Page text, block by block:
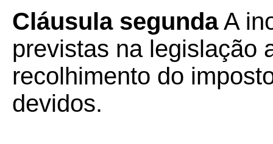
Cláusula segundaA
previstas na legislação
recolhimento do
devidos.